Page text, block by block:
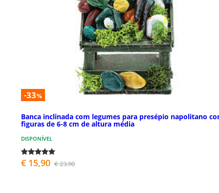
-33%
Banca inclinada com legumes para presépio napolitano
figuras de 6-8 cm de altura média
DISPONÍVEL
€ 15,90 € 23,90